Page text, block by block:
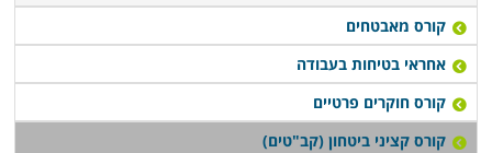
קורס מאבטחים
אחראי בטיחות בעבודה
קורס חוקרים פרטיים
קורס קציני ביטחון (קב"טים)